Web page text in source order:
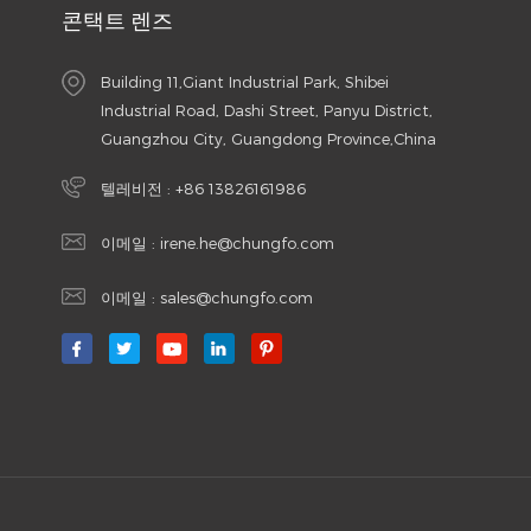
콘택트 렌즈
Building 11,Giant Industrial Park, Shibei
Industrial Road, Dashi Street, Panyu District,
Guangzhou City, Guangdong Province,China
텔레비전 : +86 13826161986
이메일 : irene.he@chungfo.com
이메일 : sales@chungfo.com